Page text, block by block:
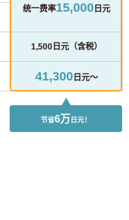
统一费率15,000 日元
1,500日元（含税）
41,300 日元～
节省6万 日元！